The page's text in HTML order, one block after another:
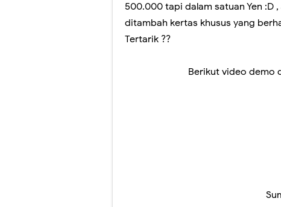
Panduan Penilaian
Hari Ini
500.000 tapi dalam satuan Yen :D
ditambah kertas khusus yang
Tertarik ??
Berikut video demo